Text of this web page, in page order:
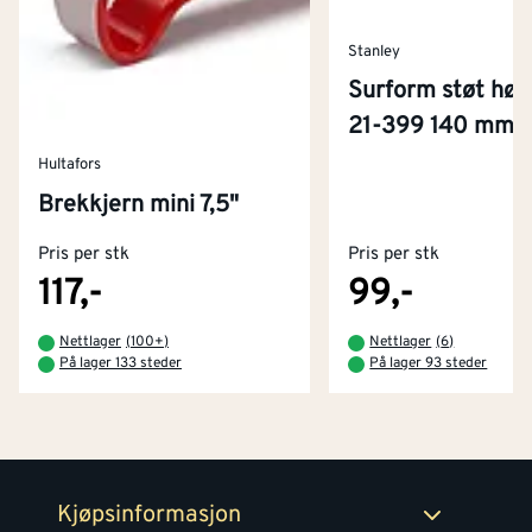
Hultafors
Brekkjern mini 7,5"
Pris per stk
117,-
Nettlager (100+)
På lager 133 steder
Stanley
Surform støt
21-399 140 mm
Pris per stk
99,-
Nettlager (6)
På lager 93 steder
Kjøpsinformasjon
Kjøpsbetingelser
Retur- og angrerettsskjema
Kontakt oss
Tjenester
Montér Klubb
Om Montér
Byggevarehus og åpningstider
Prismatch